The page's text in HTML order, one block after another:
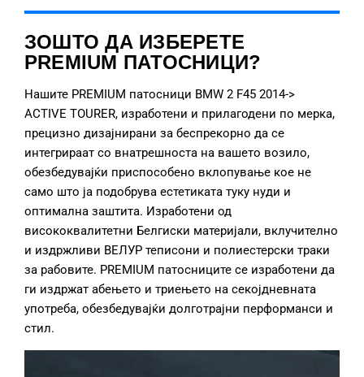
ЗОШТО ДА ИЗБЕРЕТЕ
PREMIUM ПАТОСНИЦИ?
Нашите PREMIUM патосници BMW 2 F45 2014->
ACTIVE TOURER, изработени и прилагодени по мерка,
прецизно дизајнирани за беспрекорно да се
интегрираат со внатрешноста на вашето возило,
обезбедувајќи приспособено вклопување кое не
само што ја подобрува естетиката туку нуди и
оптимална заштита. Изработени од
висококвалитетни Белгиски материјали, вклучително
и издржливи ВЕЛУР теписони и полиестерски траки
за рабовите. PREMIUM патосниците се изработени да
ги издржат абењето и триењето на секојдневната
употреба, обезбедувајќи долготрајни перформанси и
стил.